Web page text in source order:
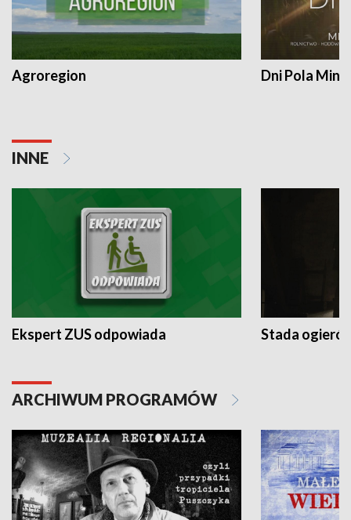
Agroregion Dni Pola
INNE
Ekspert ZUS odpowiada Stada
ARCHIWUM PROGRAMÓW